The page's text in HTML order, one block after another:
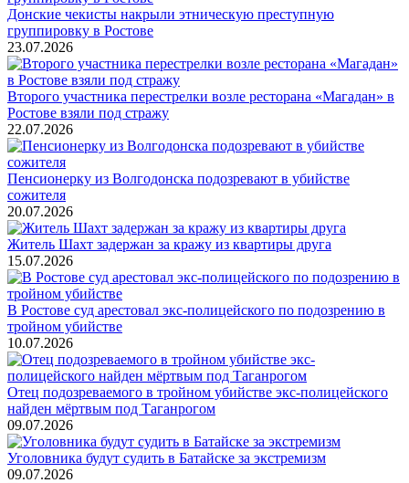
Донские чекисты накрыли этническую преступную
группировку в Ростове
23.07.2026
Второго участника перестрелки возле ресторана «Магадан» в
Ростове взяли под стражу
22.07.2026
Пенсионерку из Волгодонска подозревают в убийстве
сожителя
20.07.2026
Житель Шахт задержан за кражу из квартиры друга
15.07.2026
В Ростове суд арестовал экс-полицейского по подозрению в
тройном убийстве
10.07.2026
Отец подозреваемого в тройном убийстве экс-полицейского
найден мёртвым под Таганрогом
09.07.2026
Уголовника будут судить в Батайске за экстремизм
09.07.2026